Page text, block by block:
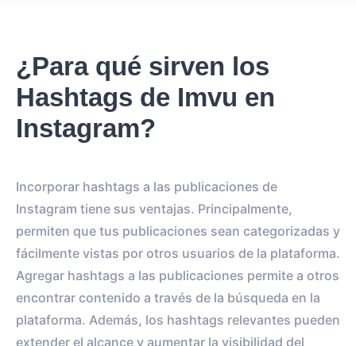
¿Para qué sirven los
Hashtags de Imvu en
Instagram?
Incorporar hashtags a las publicaciones de
Instagram tiene sus ventajas. Principalmente,
permiten que tus publicaciones sean categorizadas y
fácilmente vistas por otros usuarios de la plataforma.
Agregar hashtags a las publicaciones permite a otros
encontrar contenido a través de la búsqueda en la
plataforma. Además, los hashtags relevantes pueden
extender el alcance y aumentar la visibilidad del